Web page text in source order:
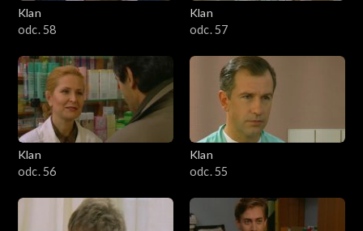
Klan
odc. 58
Klan
odc. 57
Klan
odc. 56
Klan
odc. 55